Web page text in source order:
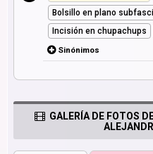
Bolsillo en plano
Incisión en chupachups
Sinónimos
GALERÍA DE FOTOS